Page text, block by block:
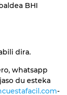
BHI
dira.
whatsapp
du esteka
-